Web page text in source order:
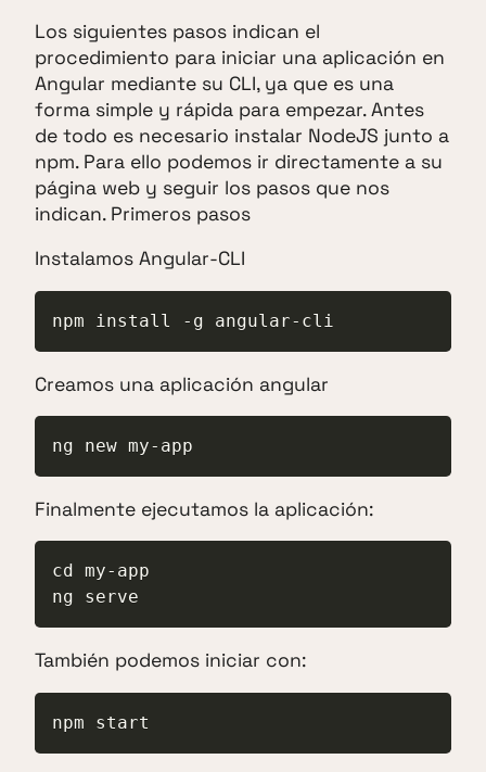
Los siguientes pasos indican el
procedimiento para iniciar una aplicación en
Angular mediante su CLI, ya que es una
forma simple y rápida para empezar. Antes
de todo es necesario instalar NodeJS junto a
npm. Para ello podemos ir directamente a su
página web y seguir los pasos que nos
indican. Primeros pasos
Instalamos Angular-CLI
npm install -g angular-cli
Creamos una aplicación angular
ng new my-app
Finalmente ejecutamos la aplicación:
cd my-app
ng serve
También podemos iniciar con:
npm start